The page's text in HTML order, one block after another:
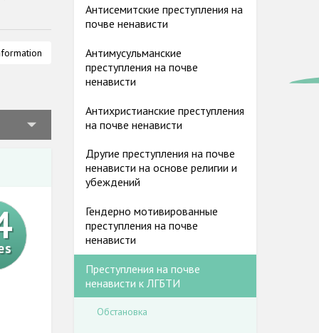
против
Антисемитские преступления на
почве ненависти
Антимусульманские
преступления на почве
ненависти
Антихристианские преступления
на почве ненависти
Другие преступления на почве
ненависти на основе религии и
убеждений
Гендерно мотивированные
преступления на почве
ненависти
Преступления на почве
ненависти к ЛГБТИ
Обстановка